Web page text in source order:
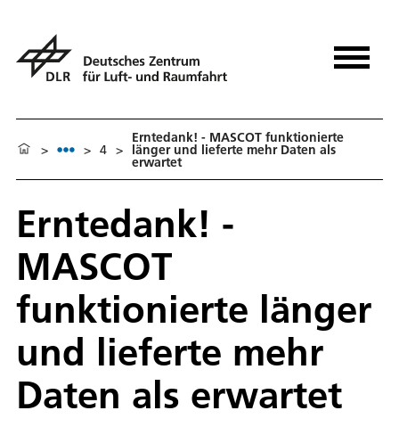
> > 4 >
Erntedank! - MASCOT funktionierte
länger und lieferte mehr Daten als
erwartet
Erntedank! -
MASCOT
funktionierte länger
und lieferte mehr
Daten als erwartet